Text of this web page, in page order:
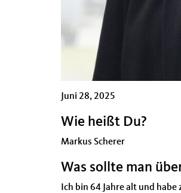
Juni 28, 2025
Wie heißt Du?
Markus Scherer
Was sollte man
Ich bin 64 Jahre alt und